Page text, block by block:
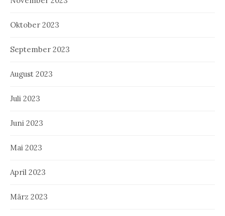
Oktober 2023
September 2023
August 2023
Juli 2023
Juni 2023
Mai 2023
April 2023
März 2023